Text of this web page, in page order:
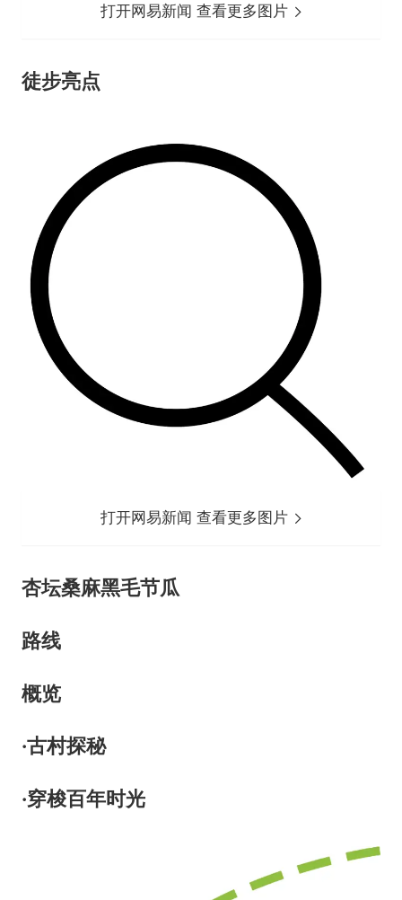
打开网易新闻 查看更多图片
徒步亮点
打开网易新闻 查看更多图片
杏坛桑麻黑毛节瓜
路线
概览
·古村探秘
·穿梭百年时光